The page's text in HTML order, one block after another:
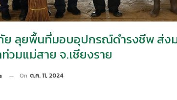
ย ลุยพื้นที่มอบอุปกรณ์ดำรงชีพ ส่ง
วมแม่สาย จ.เชียงราย
On ต.ค. 11, 2024